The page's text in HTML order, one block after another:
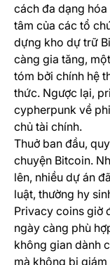
cách đa dạng
tâm của các tổ
dựng kho dự trữ
càng gia tăng,
tóm bởi chính hệ
thức. Ngược lại,
cypherpunk về
chủ tài chính.
Thuở ban đầu,
chuyện Bitcoin.
lên, nhiều dự án
luật, thường hy
Privacy coins giờ
ngày càng phù
không gian dành
mà không bị